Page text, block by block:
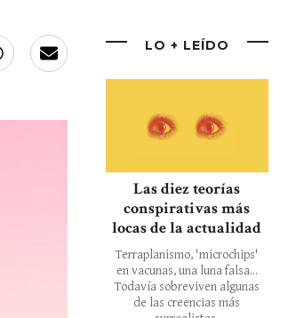
LO + LEÍDO
Las diez teorías
conspirativas más
locas de la actualidad
Terraplanismo, 'microchips'
en vacunas, una luna falsa...
Todavía sobreviven algunas
de las creencias más